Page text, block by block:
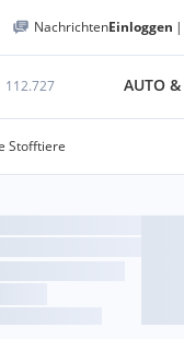
NachrichtenEinloggen |
112.727 AUTO
Stofftiere